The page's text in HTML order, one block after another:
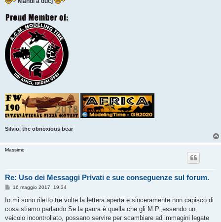
Silvio, the obnoxious bear
Massimo
Re: Uso dei Messaggi Privati e sue conseguenze sul forum.
M
s
a
g
16 maggio 2017, 19:34
Io mi sono riletto tre volte la lettera aperta e sinceramente non capisco di
cosa stiamo parlando.Se la paura è quella che gli M.P.,essendo un
veicolo incontrollato, possano servire per scambiare ad immagini legate